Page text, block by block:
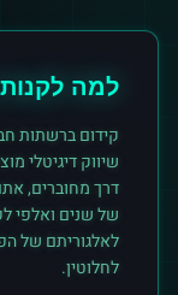
למה לקנות
קידום ברשתות
שיווק דיגיטלי
דרך מחוברים,
של שנים ואלפי
לאלגוריתם של
לחלוטין.